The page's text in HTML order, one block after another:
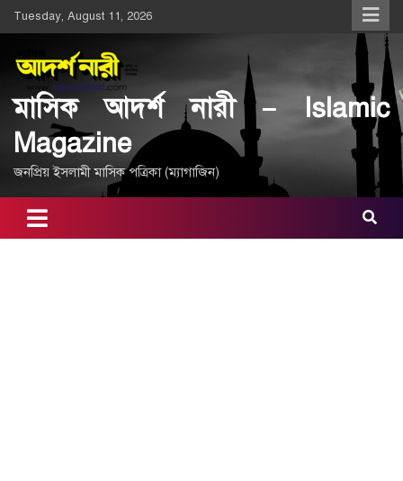
Skip
to
content
Tuesday, August 11, 2026
মাসিক আদর্শ নারী – Islamic
Magazine
জনপ্রিয় ইসলামী মাসিক পত্রিকা (ম্যাগাজিন)